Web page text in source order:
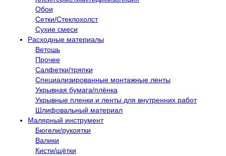
Обои
Сетки/Стеклохолст
Сухие смеси
Расходные материалы
Ветошь
Прочее
Салфетки/тряпки
Специализированные монтажные ленты
Укрывная бумага/плёнка
Укрывные пленки и ленты для внутренних работ
Шлифовальный материал
Малярный инструмент
Бюгели/рукоятки
Валики
Кисти/щётки